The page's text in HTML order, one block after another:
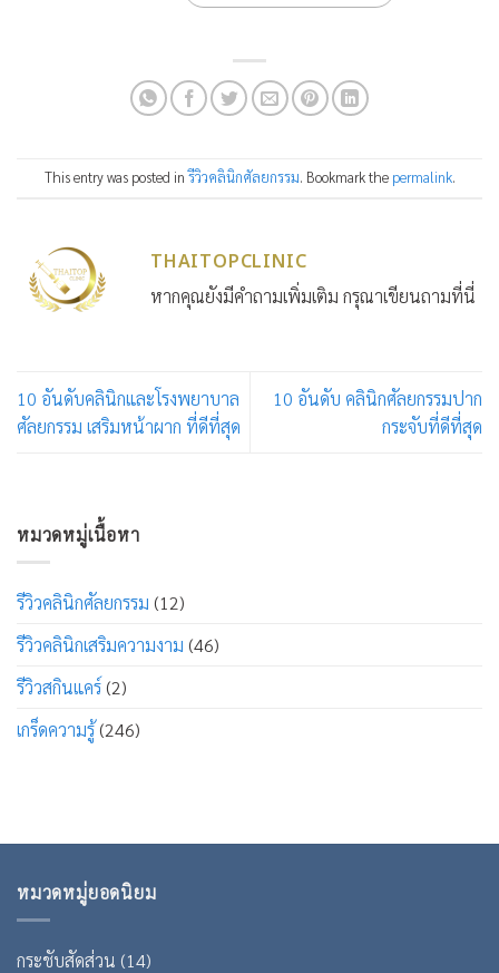
This entry was posted inรีวิวคลินิกศัลยกรรม. Bookmark the permalink.
THAITOPCLINIC
หากคุณยังมีคำถามเพิ่มเติม กรุณาเขียนถามที่นี่
10 อันดับคลินิกและโรงพยาบาล
ศัลยกรรม เสริมหน้าผาก ที่ดีที่สุด
10 อันดับ คลินิกศัลยกรรมปาก
กระจับที่ดีที่สุด
หมวดหมู่เนื้อหา
รีวิวคลินิกศัลยกรรม (12)
รีวิวคลินิกเสริมความงาม (46)
รีวิวสกินแคร์ (2)
เกร็ดความรู้(246)
หมวดหมู่ยอดนิยม
กระชับสัดส่วน (14)